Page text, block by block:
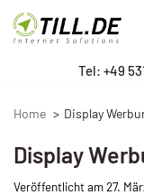
Zum
Tel: +49
Home Display
Display
Veröffentlicht am27.